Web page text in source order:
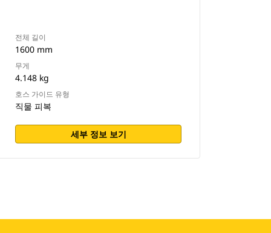
전체 길이
1600 mm
무게
4.148 kg
호스 가이드 유형
직물 피복
세부 정보 보기